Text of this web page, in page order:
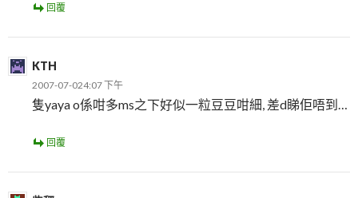
回覆
KTH
2007-07-024:07 下午
隻yaya o係咁多ms之下好似一粒豆豆咁細, 差d睇佢唔到…
回覆